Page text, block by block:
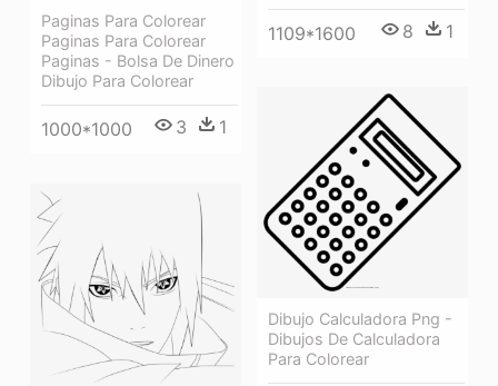
1109*1600 8 1
Paginas Para Colorear
Paginas Para Colorear
Paginas - Bolsa De Dinero
Dibujo Para Colorear
1000*1000 3 1
Dibujo Calculadora Png -
Dibujos De Calculadora
Para Colorear